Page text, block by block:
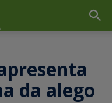
da alego